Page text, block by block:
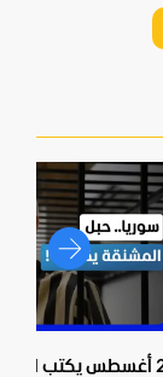
24 أغسطس يكتب